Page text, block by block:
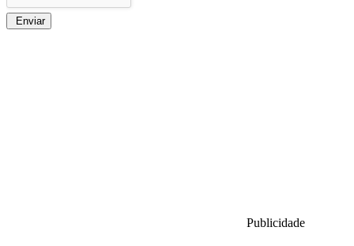
Enviar
Publicidade